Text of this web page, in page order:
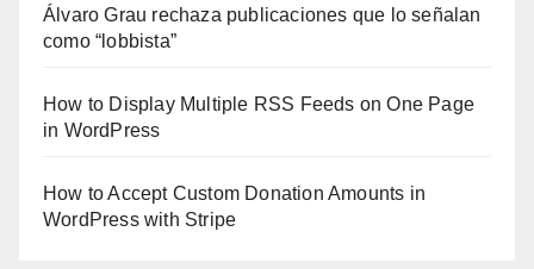
Álvaro Grau rechaza publicaciones que lo señalan
como “lobbista”
How to Display Multiple RSS Feeds on One Page
in WordPress
How to Accept Custom Donation Amounts in
WordPress with Stripe